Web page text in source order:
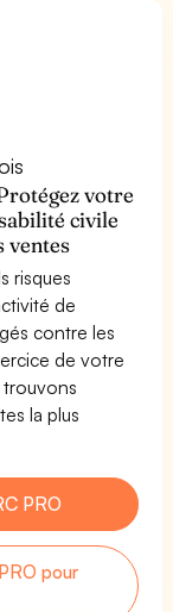
votre
civile
ventes
risques
de
contre les
de votre
la plus
PRO
pour